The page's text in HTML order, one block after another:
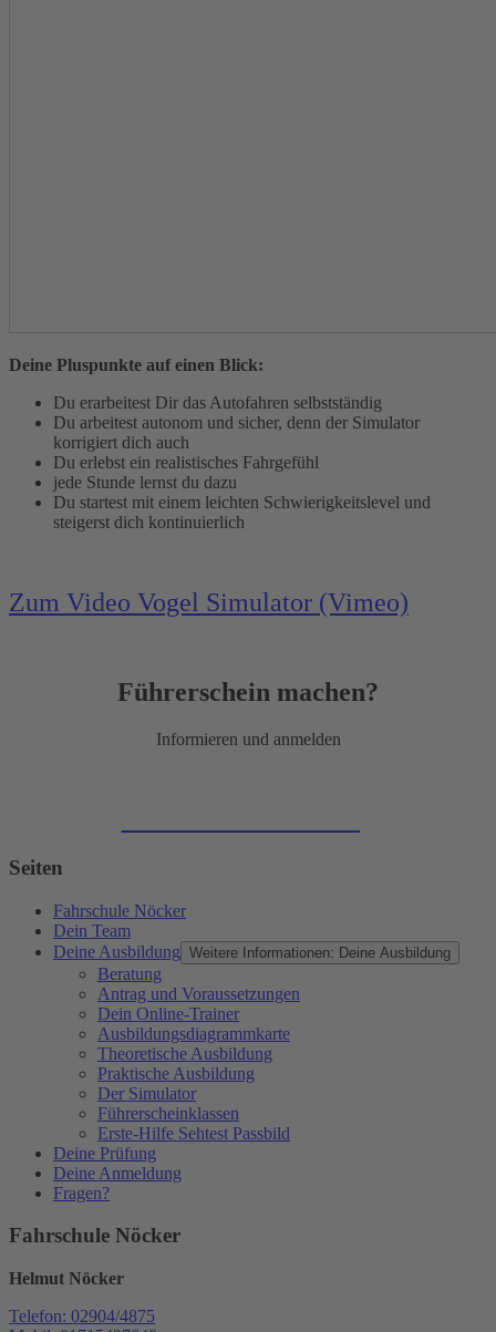
Deine Pluspunkte auf einen Blick:
Du erarbeitest Dir das Autofahren selbstständig
Du arbeitest autonom und sicher, denn der Simulator
korrigiert dich auch
Du erlebst ein realistisches Fahrgefühl
jede Stunde lernst du dazu
Du startest mit einem leichten Schwierigkeitslevel und
steigerst dich kontinuierlich
Zum Video Vogel Simulator (Vimeo)
Führerschein machen?
Informieren und anmelden
Seiten
Fahrschule Nöcker
Dein Team
Deine Ausbildung Weitere Informationen: Deine Ausbildung
Beratung
Antrag und Voraussetzungen
Dein Online-Trainer
Ausbildungsdiagrammkarte
Theoretische Ausbildung
Praktische Ausbildung
Der Simulator
Führerscheinklassen
Erste-Hilfe Sehtest Passbild
Deine Prüfung
Deine Anmeldung
Fragen?
Fahrschule Nöcker
Helmut Nöcker
Telefon: 02904/4875